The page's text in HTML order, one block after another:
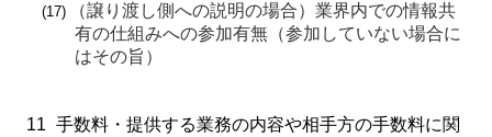
(17)
（譲り渡し側への説明の場合）業界内での情報共
有の仕組みへの参加有無（参加していない場合に
はその旨）
11 手数料・提供する業務の内容や相手方の手数料に関